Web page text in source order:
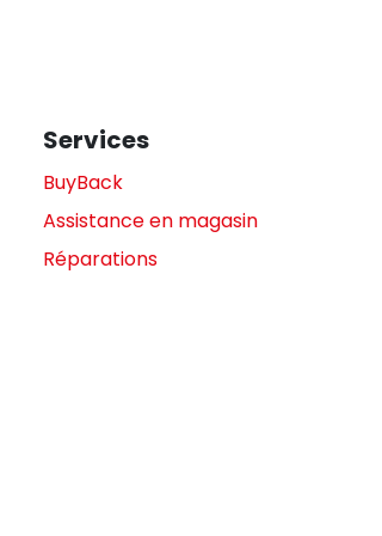
Services
BuyBack
Assistance en magasin
Réparations